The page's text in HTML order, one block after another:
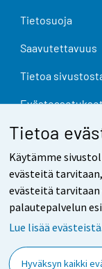
Tietoa
Käytämme
evästeitä
evästeitä tarvitaan
palautepalvelun
Lue lisää evästeistä.
Hyväksyn kaikki
Tietosuoja
Saavutettavuus
Tietoa